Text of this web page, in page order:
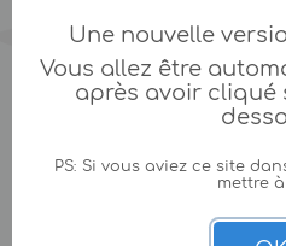
Une nouvelle
Vous allez être
après avoir cliqué
PS: Si vous aviez ce site
mettre